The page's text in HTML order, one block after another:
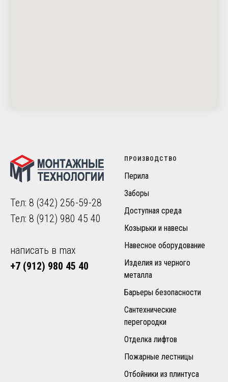
Тел: 8 (342) 256-59-28
Тел: 8 (912) 980 45 40
написать в max
+7 (912) 980 45 40
ПРОИЗВОДСТВО
Перила
Заборы
Доступная среда
Козырьки и навесы
Навесное оборудование
Изделия из черного
металла
Барьеры безопасности
Сантехнические
перегородки
Отделка лифтов
Пожарные лестницы
Отбойники из плинтуса